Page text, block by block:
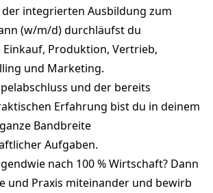
der integrierten Ausbildung zum
(w/m/d) durchläufst du
Produktion, Vertrieb,
und Marketing.
und der bereits
Erfahrung bist du in deinem
Bandbreite
Aufgaben.
nach 100 % Wirtschaft? Dann
und Praxis miteinander und bewirb